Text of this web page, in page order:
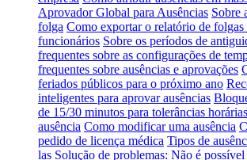
Aprovador Global para Ausências Sobre
folga Como exportar o relatório de folgas
funcionários Sobre os períodos de
frequentes sobre as configurações de
frequentes sobre ausências e aprovações
feriados públicos para o próximo ano
inteligentes para aprovar ausências
de 15/30 minutos para tolerâncias horárias
ausência Como modificar uma ausência
pedido de licença médica Tipos de
las Solução de problemas: Não é